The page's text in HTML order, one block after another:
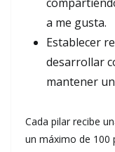
a me gusta.
Establecer
desarrollar
mantener
Cada pilar recibe
un máximo de 100